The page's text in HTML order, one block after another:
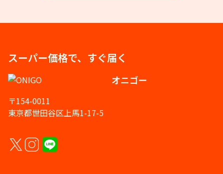
スーパー価格で、すぐ届く
オニゴー
〒154-0011
東京都世田谷区上馬1-17-5